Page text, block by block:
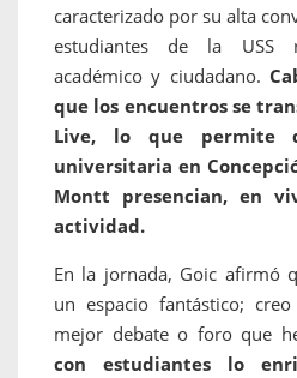
caracterizado por su alta
estudiantes de la USS
académico y ciudadano.
que los encuentros se
Live, lo que permite
universitaria en
Montt presencian, en
actividad.
En la jornada, Goic afirmó
un espacio fantástico;
mejor debate o foro que
con estudiantes lo